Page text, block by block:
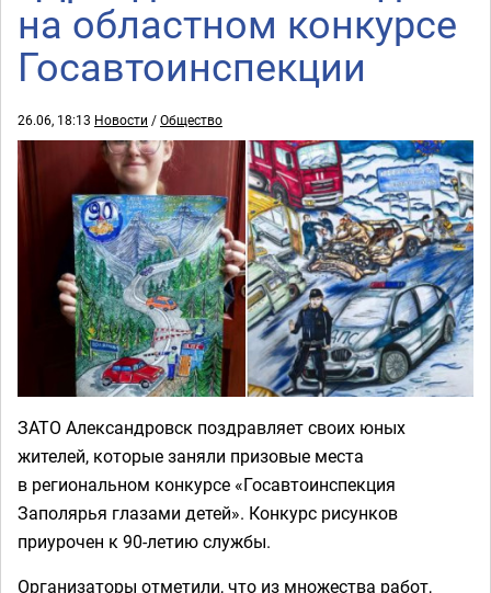
на областном конкурсе
Госавтоинспекции
26.06, 18:13 Новости /Общество
ЗАТО Александровск поздравляет своих юных
жителей, которые заняли призовые места
в региональном конкурсе «Госавтоинспекция
Заполярья глазами детей». Конкурс рисунков
приурочен к 90-летию службы.
Организаторы отметили, что из множества работ,